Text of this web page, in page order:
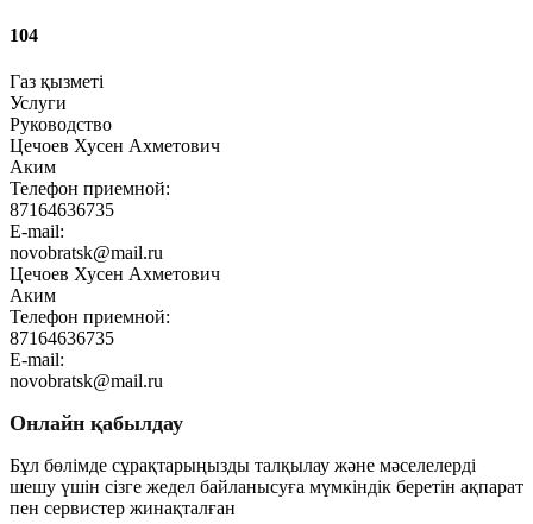
104
Газ қызметі
Услуги
Руководство
Цечоев Хусен Ахметович
Аким
Телефон приемной:
87164636735
E-mail:
novobratsk@mail.ru
Цечоев Хусен Ахметович
Аким
Телефон приемной:
87164636735
E-mail:
novobratsk@mail.ru
Онлайн қабылдау
Бұл бөлімде сұрақтарыңызды талқылау және мәселелерді
шешу үшін сізге жедел байланысуға мүмкіндік беретін ақпарат
пен сервистер жинақталған